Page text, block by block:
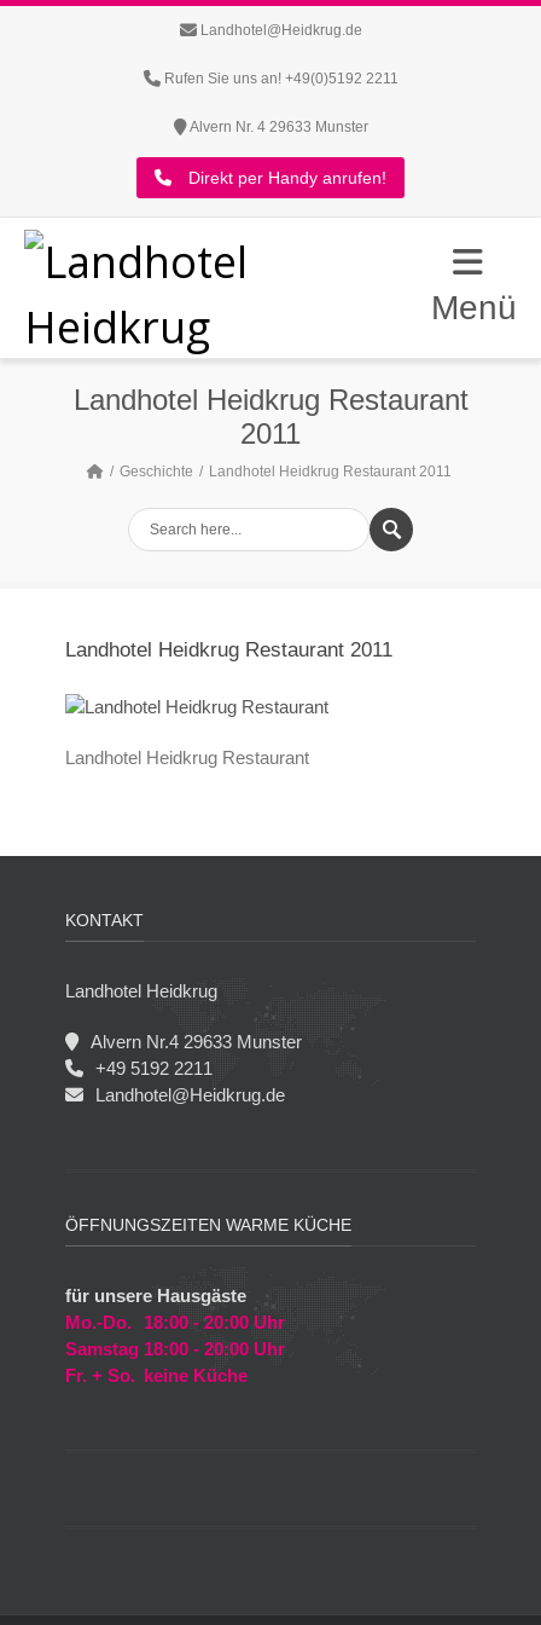
Landhotel@Heidkrug.de
Rufen Sie uns an! +49(0)5192 2211
Alvern Nr. 4 29633 Munster
Direkt per Handy anrufen!
Menü
Landhotel Heidkrug Restaurant
2011
Geschichte Landhotel Heidkrug Restaurant 2011
Landhotel Heidkrug Restaurant 2011
Landhotel Heidkrug Restaurant
KONTAKT
Landhotel Heidkrug
Alvern Nr.4 29633 Munster
+49 5192 2211
Landhotel@Heidkrug.de
ÖFFNUNGSZEITEN WARME KÜCHE
für unsere Hausgäste
Mo.-Do.
18:00 - 20:00 Uhr
Samstag 18:00 - 20:00 Uhr
Fr. + So. keine Küche